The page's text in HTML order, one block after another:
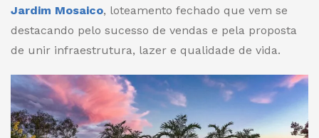
Jardim Mosaico, loteamento fechado que vem se
destacando pelo sucesso de vendas e pela proposta
de unir infraestrutura, lazer e qualidade de vida.